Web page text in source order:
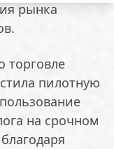
рынка
торговле
пилотную
на срочном